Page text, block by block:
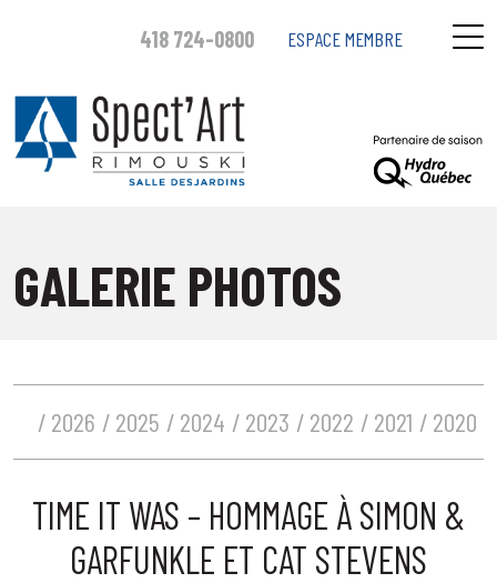
418 724-0800 ESPACE MEMBRE
GALERIE PHOTOS
2026 2025 2024 2023 2022 2021 2020
TIME IT WAS – HOMMAGE À SIMON &
GARFUNKLE ET CAT STEVENS